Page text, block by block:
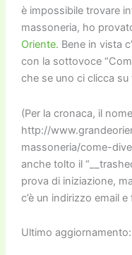
è impossibile trovare
massoneria, ho
Oriente. Bene in vista
con la sottovoce
che se uno ci clicca su
(Per la cronaca, il
http://
massoneria/come-
anche tolto il
prova di iniziazione,
c’è un indirizzo email
Ultimo